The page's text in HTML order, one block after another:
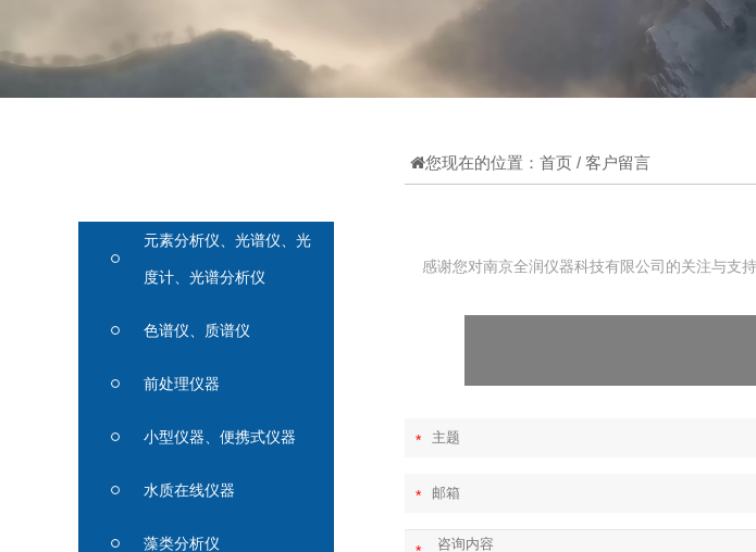
元素分析仪、光谱仪、光
度计、光谱分析仪
色谱仪、质谱仪
前处理仪器
小型仪器、便携式仪器
水质在线仪器
藻类分析仪
您现在的位置： 首页 / 客户留言
感谢您对南京全润仪器科技有限公司的关注与支
*
*